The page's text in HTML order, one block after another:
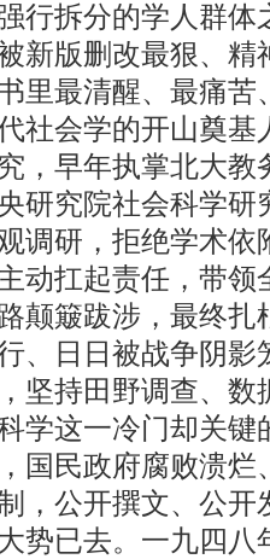
行拆分的学人群体
新版删改最狠、
里最清醒、最痛苦
社会学的开山奠基
，早年执掌北大教
研究院社会科学研
调研，拒绝学术
动扛起责任，带领
颠簸跋涉，最终
、日日被战争阴影
坚持田野调查、数
学这一冷门却关键
国民政府腐败溃
，公开撰文、公
势已去。一九四